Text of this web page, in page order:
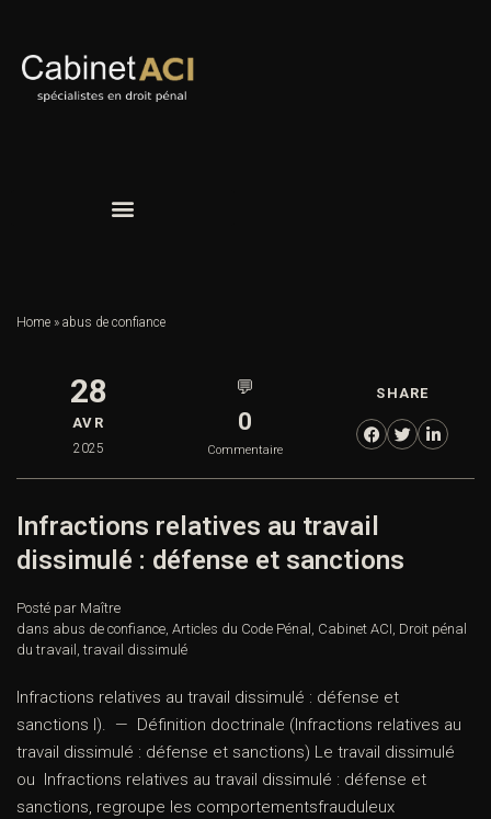
Home » abus de confiance
28
AVR
2025
💬
0
Commentaire
SHARE
Infractions relatives au travail
dissimulé : défense et sanctions
Posté par Maître
dans abus de confiance, Articles du Code Pénal , Cabinet ACI, Droit pénal
du travail , travail dissimulé
Infractions relatives au travail dissimulé : défense et
sanctions I). — Définition doctrinale (Infractions relatives au
travail dissimulé : défense et sanctions) Le travail dissimulé
ou Infractions relatives au travail dissimulé : défense et
sanctions, regroupe les comportementsfrauduleux